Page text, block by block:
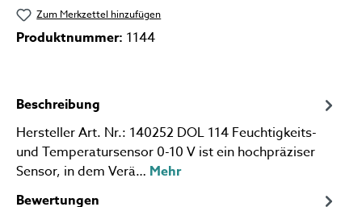
Zum Merkzettel hinzufügen
Produktnummer: 1144
Beschreibung
Hersteller Art. Nr.: 140252 DOL 114 Feuchtigkeits-
und Temperatursensor 0-10 V ist ein hochpräziser
Sensor, in dem Verä… Mehr
Bewertungen